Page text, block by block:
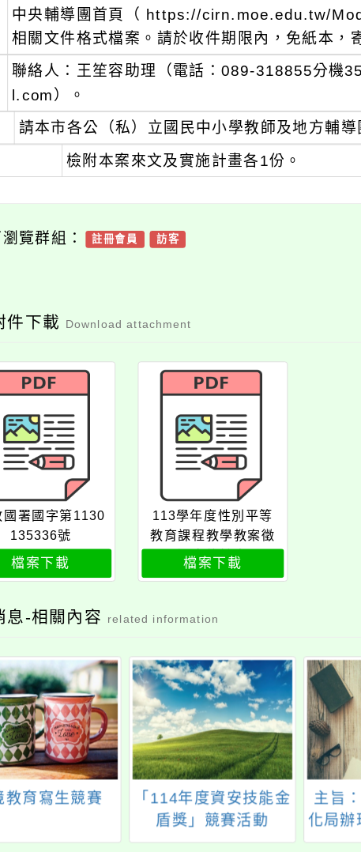
中央輔導團首頁（ https://cirn.moe.edu.tw/
相關文件格式檔案。請於收件期限內，免紙本，
聯絡人：王笙容助理（電話：089-318855分機
l.com）。
請本市各公（私）立國民中小學教師及地方輔導
檢附本案來文及實施計畫各1份。
覽群組： 註冊會員 訪客
件下載 Download attachment
國署國字第1130
135336號
檔案下載
113學年度性別平等
教育課程教學教案徵
選實施計畫
檔案下載
息-相關內容 related information
教育寫生競賽
「114年度資安技能金
盾獎」競賽活動
主旨
化局辦
全國